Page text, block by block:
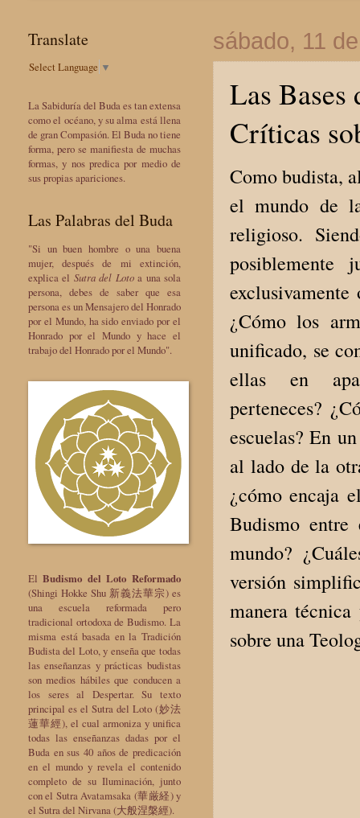
sábado, 11
Las
Críticas
Como budista,
el mundo de
religioso.
posiblemente
¿Cómo los
unificado, se
ellas en
perteneces?
escuelas? En
al lado de la
¿cómo encaja
Budismo
mundo?
versión
manera
sobre una
Translate
Select Language ▼
La Sabiduría del Buda es tan extensa
como el océano, y su alma está llena
de gran Compasión. El Buda no tiene
forma, pero se manifiesta de muchas
formas, y nos predica por medio de
sus propias apariciones.
Las Palabras del Buda
"Si un buen hombre o una buena
mujer, después de mi extinción,
explica el Sutra del Lotoa una sola
persona, debes de saber que esa
persona es un Mensajero del Honrado
por el Mundo, ha sido enviado por el
Honrado por el Mundo y hace el
trabajo del Honrado por el Mundo".
ElBudismo del Loto Reformado
(Shingi Hokke Shu 新義法華宗) es
una escuela reformada pero
tradicional ortodoxa de Budismo. La
misma está basada en la Tradición
Budista del Loto, y enseña que todas
las enseñanzas y prácticas budistas
son medios hábiles que conducen a
los seres al Despertar. Su texto
principal es el Sutra del Loto (妙法
蓮華經), el cual armoniza y unifica
todas las enseñanzas dadas por el
Buda en sus 40 años de predicación
en el mundo y revela el contenido
completo de su Iluminación, junto
con el Sutra Avatamsaka (華厳経) y
el Sutra del Nirvana (大般涅槃經).